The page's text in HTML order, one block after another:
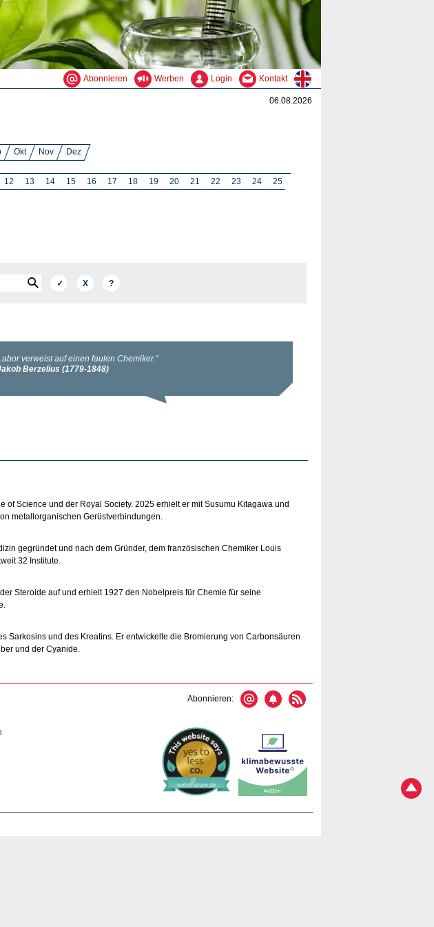
Abonnieren Werben Login Kontakt
06.08.2026
Okt Nov Dez
12 13 14 15 16 17 18 19 20 21 22 23 24
25
of Science und der Royal Society. 2025 erhielt er mit Susumu Kitagawa und
metallorganischen Gerüstverbindungen.
gegründet und nach dem Gründer, dem französischen Chemiker Louis
32 Institute.
Steroide auf und erhielt 1927 den Nobelpreis für Chemie für seine
Sarkosins und des Kreatins. Er entwickelte die Bromierung von Carbonsäuren
und der Cyanide.
Abonnieren: